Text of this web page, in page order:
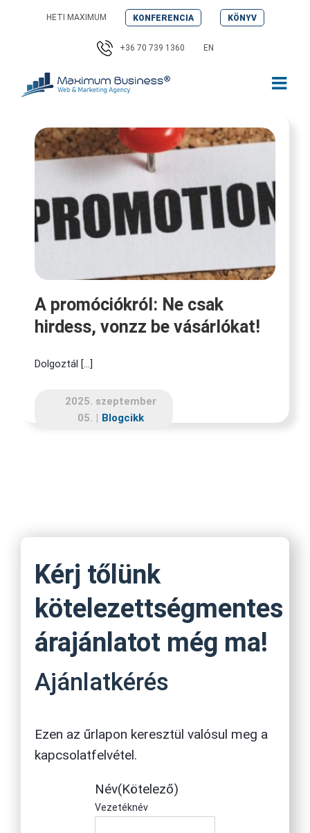
HETI MAXIMUM KONFERENCIA KÖNYV
+36 70 739 1360 EN
A promóciókról: Ne csak
hirdess, vonzz be vásárlókat!
Dolgoztál [...]
2025. szeptember
05. | Blogcikk
Kérj tőlünk
kötelezettségmentes
árajánlatot még ma!
Ajánlatkérés
Ezen az űrlapon keresztül valósul meg a
kapcsolatfelvétel.
Név(Kötelező)
Vezetéknév